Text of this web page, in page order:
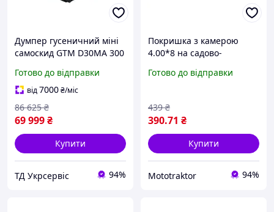
Думпер гусеничний міні
самоскид GTM D30MA 300
Готово до відправки
від7000₴/міс
69 999₴
86 625 ₴
Купити
ТД Укрсервіс 94%
Покришка з камерою
4.00*8 на садово-
Готово до відправки
390.71 ₴
439 ₴
Купити
Mototraktor 94%